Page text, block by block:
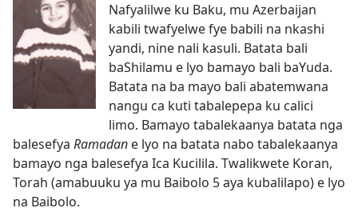
Nafyalilwe ku Baku, mu Azerbaijan
kabili twafyelwe fye babili na nkashi
yandi, nine nali kasuli. Batata bali
baShilamu e lyo bamayo bali baYuda.
Batata na ba mayo bali abatemwana
nangu ca kuti tabalepepa ku calici
limo. Bamayo tabalekaanya batata nga
balesefya Ramadan e lyo na batata nabo tabalekaanya
bamayo nga balesefya Ica Kucilila. Twalikwete Koran,
Torah (amabuuku ya mu Baibolo 5 aya kubalilapo) e lyo
na Baibolo.